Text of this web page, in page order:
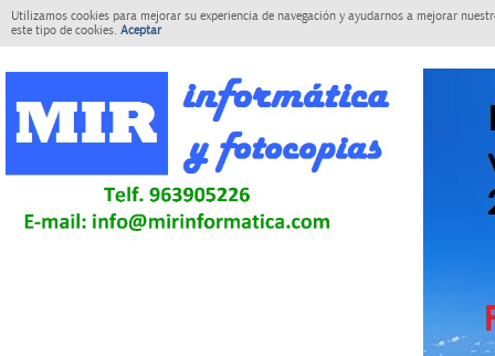
Utilizamos cookies para mejorar su experiencia de navegación y ayudarnos a mejorar
este tipo de cookies. Aceptar